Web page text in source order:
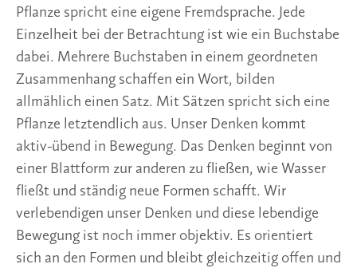
Pflanze spricht eine eigene Fremdsprache. Jede
Einzelheit bei der Betrachtung ist wie ein Buchstabe
dabei. Mehrere Buchstaben in einem geordneten
Zusammenhang schaffen ein Wort, bilden
allmählich einen Satz. Mit Sätzen spricht sich eine
Pflanze letztendlich aus. Unser Denken kommt
aktiv-übend in Bewegung. Das Denken beginnt von
einer Blattform zur anderen zu fließen, wie Wasser
fließt und ständig neue Formen schafft. Wir
verlebendigen unser Denken und diese lebendige
Bewegung ist noch immer objektiv. Es orientiert
sich an den Formen und bleibt gleichzeitig offen und